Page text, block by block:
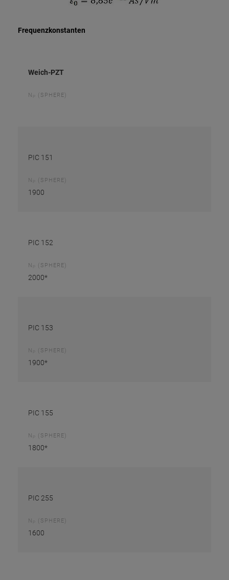
Frequenzkonstanten
Weich-PZT
N (SPHERE)
PIC 151
N (SPHERE)
1900
PIC 152
N (SPHERE)
2000*
PIC 153
N (SPHERE)
1900*
PIC 155
N (SPHERE)
1800*
PIC 255
N (SPHERE)
1600